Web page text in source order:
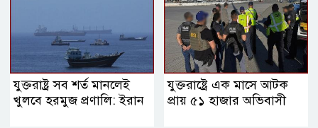
যুক্তরাষ্ট্র সব শর্ত মানলেই
খুলবে হরমুজ প্রণালি: ইরান
যুক্তরাষ্ট্রে এক মাসে আটক
প্রায় ৫১ হাজার অভিবাসী